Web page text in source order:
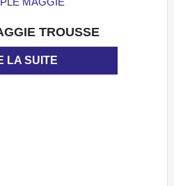
TROUSSE
LA SUITE